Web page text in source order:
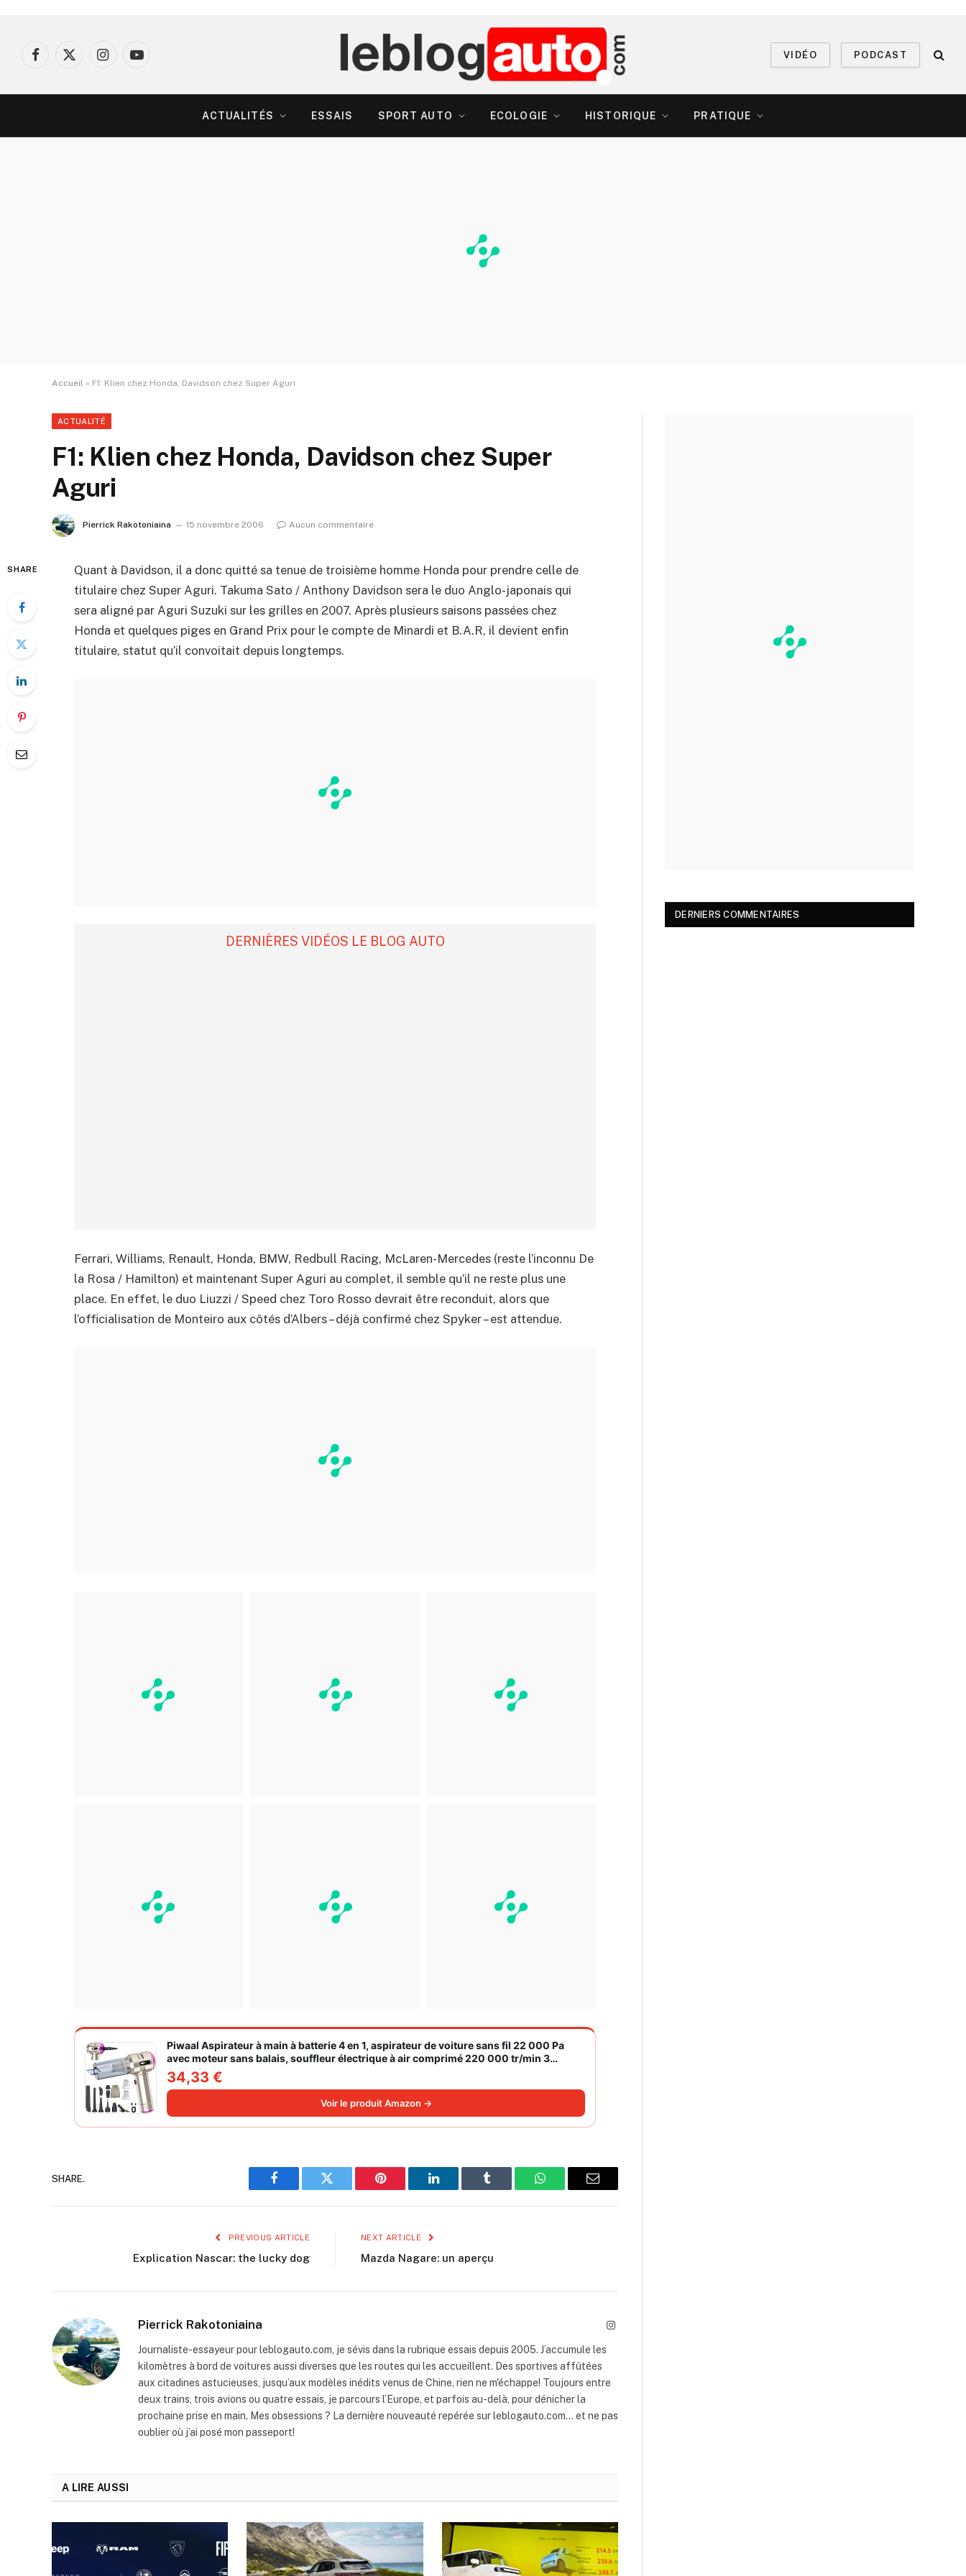
Facebook
X
InstagramYouTube
VIDÉO PODCAST
ACTUALITÉS ESSAIS SPORT AUTO ECOLOGIE HISTORIQUE PRATIQUE
Accueil » F1: Klien chez Honda, Davidson chez Super Aguri
ACTUALITÉ
F1: Klien chez Honda, Davidson chez Super
Aguri
Pierrick Rakotoniaina 15 novembre 2006 Aucun commentaire
SHARE
Quant à Davidson, il a donc quitté sa tenue de troisième homme Honda pour prendre celle de
titulaire chez Super Aguri. Takuma Sato / Anthony Davidson sera le duo Anglo-japonais qui
sera aligné par Aguri Suzuki sur les grilles en 2007. Après plusieurs saisons passées chez
Honda et quelques piges en Grand Prix pour le compte de Minardi et B.A.R, il devient enfin
titulaire, statut qu’il convoitait depuis longtemps.
DERNIÈRES VIDÉOS LE BLOG AUTO
Ferrari, Williams, Renault, Honda, BMW, Redbull Racing, McLaren-Mercedes (reste l’inconnu De
la Rosa / Hamilton) et maintenant Super Aguri au complet, il semble qu’il ne reste plus une
place. En effet, le duo Liuzzi / Speed chez Toro Rosso devrait être reconduit, alors que
l’officialisation de Monteiro aux côtés d’Albers – déjà confirmé chez Spyker – est attendue.
Piwaal Aspirateur à main à batterie 4 en 1, aspirateur de voiture sans fil 22 000 Pa
avec moteur sans balais, souffleur électrique à air comprimé 220 000 tr/min 3
vitesses pour poils d'animaux
34,33 €
Voir le produit Amazon →
SHARE.
Facebook Twitter Pinterest LinkedIn Tumblr WhatsAppEmail
PREVIOUS ARTICLE
Explication Nascar: the lucky dog
NEXT ARTICLE
Mazda Nagare: un aperçu
Pierrick Rakotoniaina Instagram
Journaliste-essayeur pour leblogauto.com, je sévis dans la rubrique essais depuis 2005. J’accumule les
kilomètres à bord de voitures aussi diverses que les routes qui les accueillent. Des sportives affûtées
aux citadines astucieuses, jusqu’aux modèles inédits venus de Chine, rien ne m'échappe! Toujours entre
deux trains, trois avions ou quatre essais, je parcours l’Europe, et parfois au-delà, pour dénicher la
prochaine prise en main. Mes obsessions ? La dernière nouveauté repérée sur leblogauto.com… et ne pas
oublier où j’ai posé mon passeport!
A LIRE AUSSI
DERNIERS COMMENTAIRES